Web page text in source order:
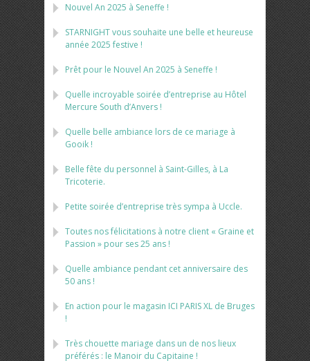
Nouvel An 2025 à Seneffe !
STARNIGHT vous souhaite une belle et heureuse
année 2025 festive !
Prêt pour le Nouvel An 2025 à Seneffe !
Quelle incroyable soirée d’entreprise au Hôtel
Mercure South d’Anvers !
Quelle belle ambiance lors de ce mariage à
Gooik !
Belle fête du personnel à Saint-Gilles, à La
Tricoterie.
Petite soirée d’entreprise très sympa à Uccle.
Toutes nos félicitations à notre client « Graine et
Passion » pour ses 25 ans !
Quelle ambiance pendant cet anniversaire des
50 ans !
En action pour le magasin ICI PARIS XL de Bruges
!
Très chouette mariage dans un de nos lieux
préférés : le Manoir du Capitaine !